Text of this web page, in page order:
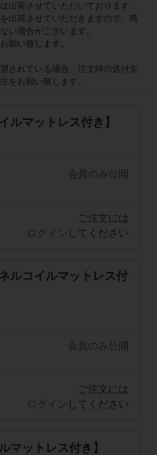
出荷させていただいております
出荷させていただきますので、商
い場合がございます。
願い致します。
されている場合、注文時の送付先
をお願い致します。
ルマットレス付き】
会員のみ公開
ご注文には
ログイン してください
ルコイルマットレス付
会員のみ公開
ご注文には
ログイン してください
マットレス付き】